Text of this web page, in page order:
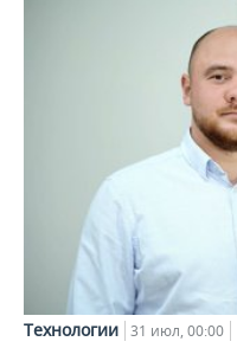
Технологии 31 июл, 00:00